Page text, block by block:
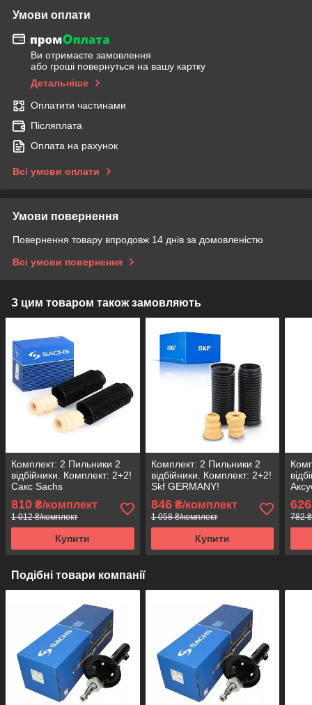
Умови оплати
Ви отримаєте замовлення
або гроші повернуться на вашу картку
Детальніше
Оплатити частинами
Післяплата
Оплата на рахунок
Всі умови оплати
Умови повернення
Повернення товару впродовж 14 днів за домовленістю
Всі умови повернення
З цим товаром також замовляють
Комплект: 2 Пильники 2
відбійники. Комплект: 2+2!
Сакс Sachs
810 ₴/комплект
1 012 ₴/комплект
Купити
Комплект: 2 Пильники 2
відбійники. Комплект: 2+2!
Skf GERMANY!
846₴/комплект
1 058 ₴/комплект
Купити
626
782
Подібні товари компанії